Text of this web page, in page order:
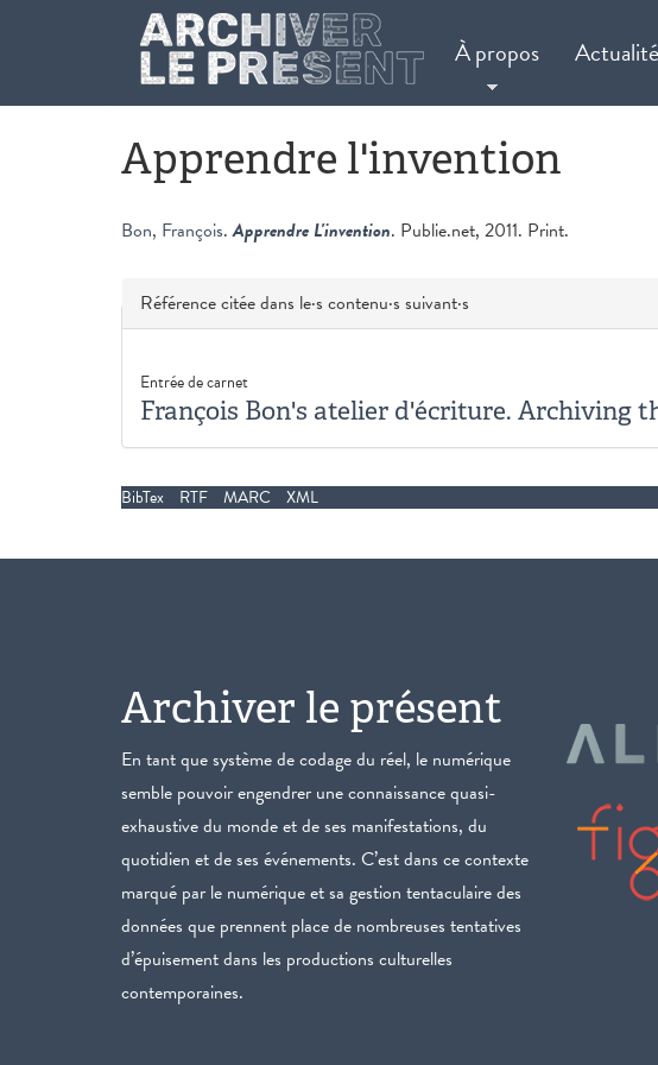
Aller au contenu principal
À propos
Apprendre l'invention
Bon, François.Apprendre L'invention. Publie.net, 2011. Print.
Masquer
Référence citée dans le·s contenu·s suivant·s
Entrée de carnet
François Bon's atelier d'écriture. Archiving
BibTex RTF MARC XML
Archiver le présent
En tant que système de codage du réel, le numérique
semble pouvoir engendrer une connaissance quasi-
exhaustive du monde et de ses manifestations, du
quotidien et de ses événements. C’est dans ce contexte
marqué par le numérique et sa gestion tentaculaire des
données que prennent place de nombreuses tentatives
d’épuisement dans les productions culturelles
contemporaines.